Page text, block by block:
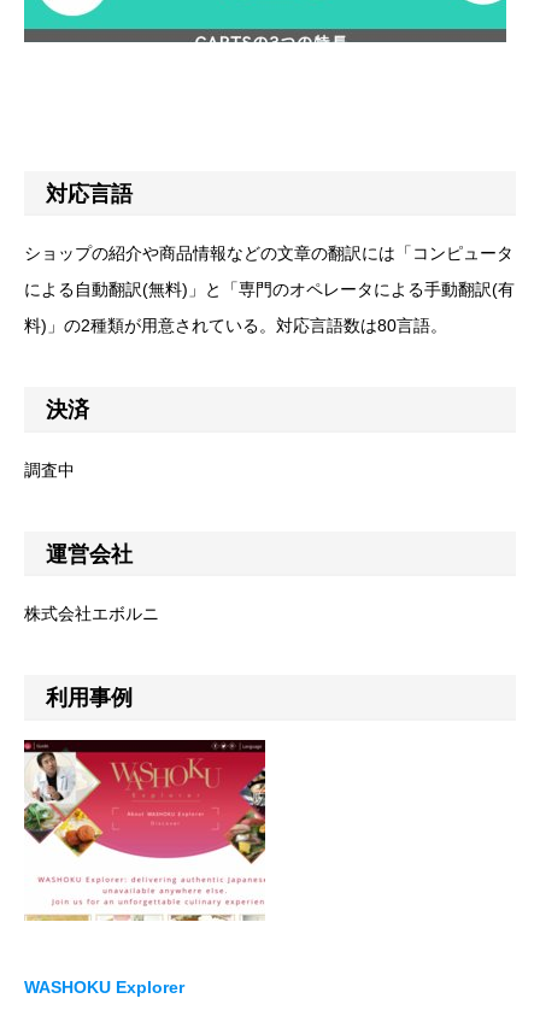
対応言語
ショップの紹介や商品情報などの文章の翻訳には「コンピュータ
による自動翻訳(無料)」と「専門のオペレータによる手動翻訳(有
料)」の2種類が用意されている。対応言語数は80言語。
決済
調査中
運営会社
株式会社エボルニ
利用事例
WASHOKU Explorer